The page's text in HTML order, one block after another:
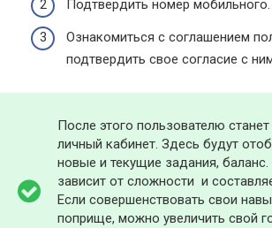
Подтвердить номер мобильного.
Ознакомиться с соглашением
подтвердить свое согласие с
После этого пользователю
личный кабинет. Здесь будут
новые и текущие задания, баланс.
зависит от сложности и
Если совершенствовать свои
поприще, можно увеличить свой